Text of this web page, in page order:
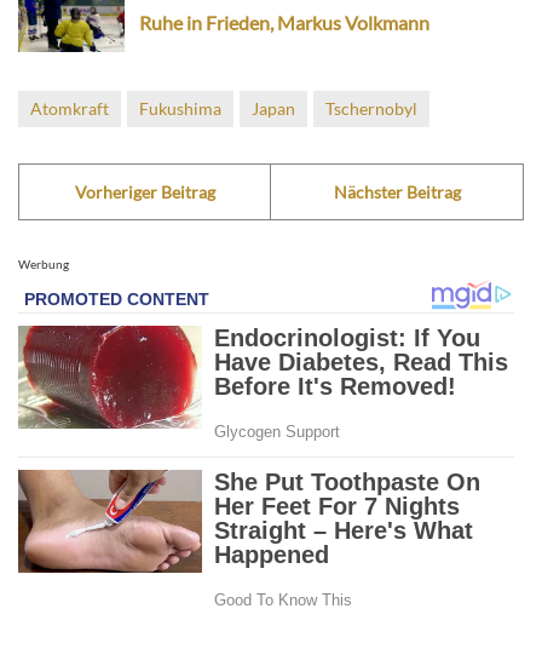
Ruhe in Frieden, Markus Volkmann
Atomkraft Fukushima Japan Tschernobyl
Vorheriger Beitrag Nächster Beitrag
Werbung